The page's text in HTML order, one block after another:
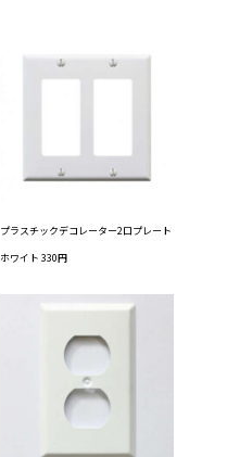
プラスチックデコレーター2口プレート
ホワイト 330円